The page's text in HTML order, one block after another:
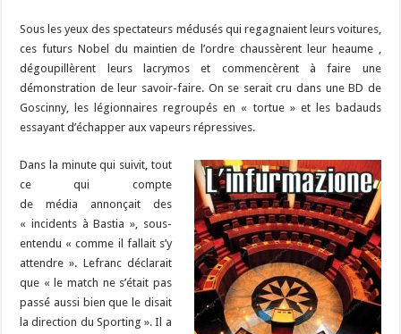
Sous les yeux des spectateurs médusés qui regagnaient leurs voitures,
ces futurs Nobel du maintien de l’ordre chaussèrent leur heaume ,
dégoupillèrent leurs lacrymos et commencèrent à faire une
démonstration de leur savoir-faire. On se serait cru dans une BD de
Goscinny, les légionnaires regroupés en « tortue » et les badauds
essayant d’échapper aux vapeurs répressives.
Dans la minute qui suivit, tout
ce qui compte
de média annonçait des
« incidents à Bastia », sous-
entendu « comme il fallait s’y
attendre ». Lefranc déclarait
que « le match ne s’était pas
passé aussi bien que le disait
la direction du Sporting ». Il a